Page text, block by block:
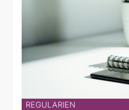
REGULARIEN